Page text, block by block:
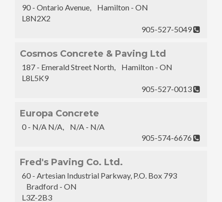
90 - Ontario Avenue, Hamilton - ON
L8N2X2
905-527-5049
Cosmos Concrete & Paving Ltd
187 - Emerald Street North, Hamilton - ON
L8L5K9
905-527-0013
Europa Concrete
0 - N/A N/A, N/A - N/A
905-574-6676
Fred's Paving Co. Ltd.
60 - Artesian Industrial Parkway, P.O. Box 793
Bradford - ON
L3Z-2B3